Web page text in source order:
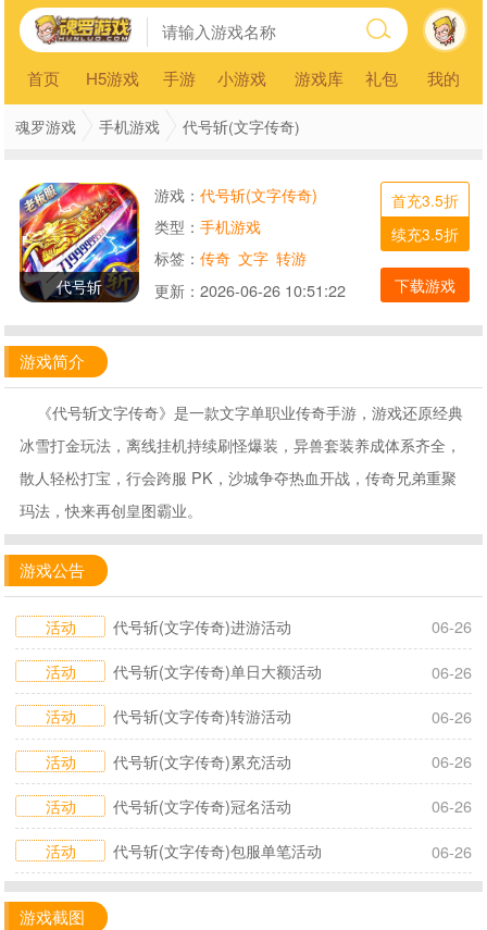
首页 H5游戏 手游 小游戏 游戏库 礼包 我的
魂罗游戏 手机游戏 代号斩(文字传奇)
代号斩
游戏： 代号斩(文字传奇)
类型： 手机游戏
标签： 传奇 文字 转游
更新： 2026-06-26 10:51:22
首充3.5折
续充3.5折
下载游戏
游戏简介
《代号斩文字传奇》是一款文字单职业传奇手游，游戏还原经典
冰雪打金玩法，离线挂机持续刷怪爆装，异兽套装养成体系齐全，
散人轻松打宝，行会跨服 PK，沙城争夺热血开战，传奇兄弟重聚
玛法，快来再创皇图霸业。
游戏公告
活动 代号斩(文字传奇)进游活动
06-26
活动
代号斩(文字传奇)单日大额活动
06-26
活动
代号斩(文字传奇)转游活动
06-26
活动
代号斩(文字传奇)累充活动
06-26
活动
代号斩(文字传奇)冠名活动
06-26
活动
代号斩(文字传奇)包服单笔活动 06-26
游戏截图